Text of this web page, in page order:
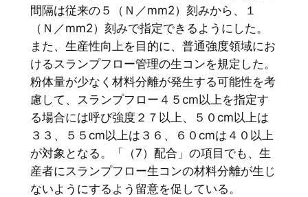
間隔は従来の５（Ｎ／mm2）刻みから、１
（Ｎ／mm2）刻みで指定できるようにした。
また、生産性向上を目的に、普通強度領域にお
けるスランプフロー管理の生コンを規定した。
粉体量が少なく材料分離が発生する可能性を考
慮して、スランプフロー４５cm以上を指定す
る場合には呼び強度２７以上、５０cm以上は
３３、５５cm以上は３６、６０cmは４０以上
が対象となる。「（7）配合」の項目でも、生
産者にスランプフロー生コンの材料分離が生じ
ないようにするよう留意を促している。